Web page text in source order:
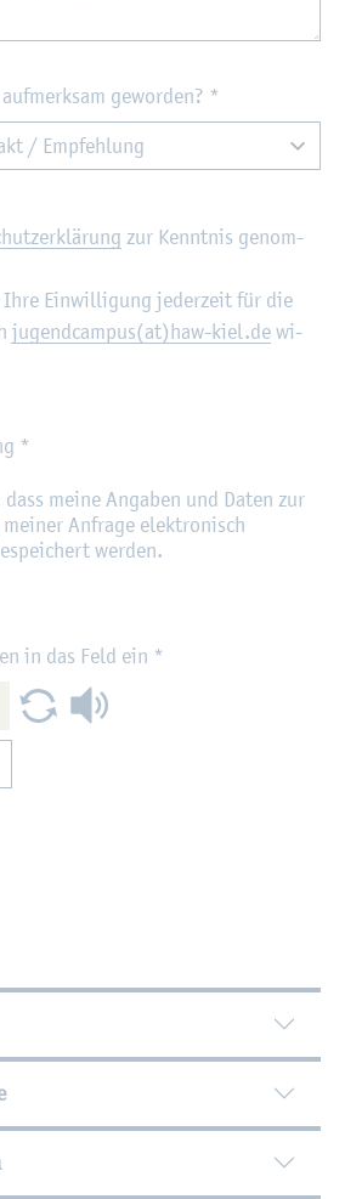
geworden? *
zur Kennt­nis ge­nom­
Ihre Ein­wil­li­gung je­der­zeit für die
ju­gend­cam­pus(at)haw-kiel.de wi­
*
meine Angaben und Daten zur
Anfrage elektronisch
werden.
in das Feld ein *
In­for­ma­tio­nen